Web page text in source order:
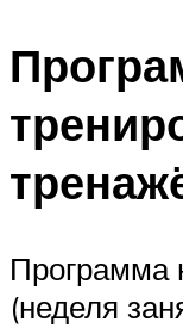
Программа
(неделя